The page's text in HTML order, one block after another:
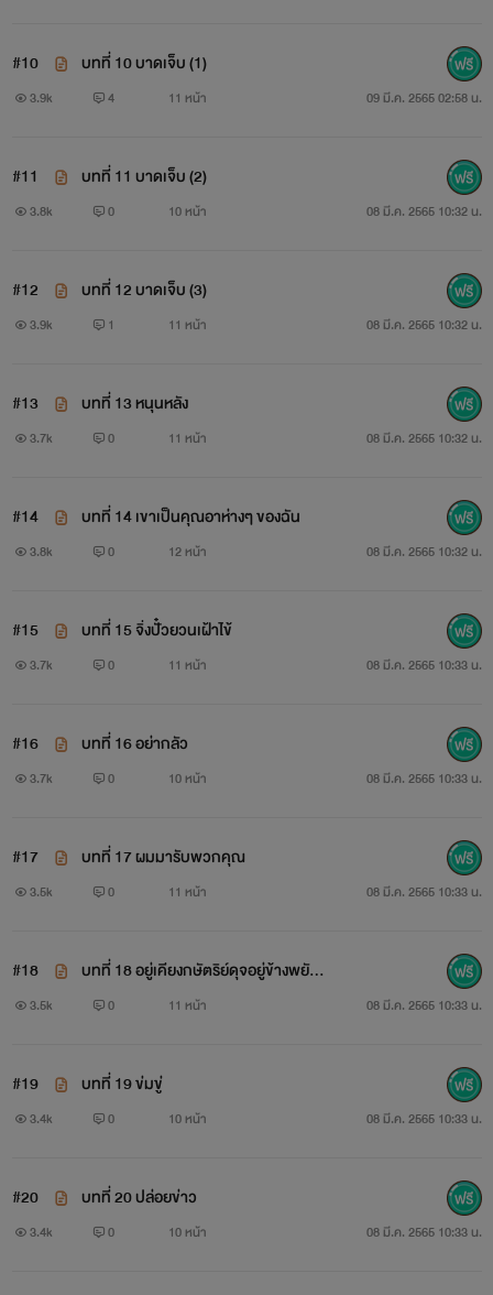
#10 บทที่ 10 บาดเจ็บ (1)
3.9k 4 11 หน้า 09 มี.ค. 2565 02:58 น.
#11 บทที่ 11 บาดเจ็บ (2)
3.8k 0 10 หน้า 08 มี.ค. 2565 10:32 น.
#12 บทที่ 12 บาดเจ็บ (3)
3.9k 1 11 หน้า 08 มี.ค. 2565 10:32 น.
#13 บทที่ 13 หนุนหลัง
3.7k 0 11 หน้า 08 มี.ค. 2565 10:32 น.
#14 บทที่ 14 เขาเป็นคุณอาห่างๆ ของฉัน
3.8k 0 12 หน้า 08 มี.ค. 2565 10:32 น.
#15 บทที่ 15 จิ่งปั๋วยวนเฝ้าไข้
3.7k 0 11 หน้า 08 มี.ค. 2565 10:33 น.
#16 บทที่ 16 อย่ากลัว
3.7k 0 10 หน้า 08 มี.ค. 2565 10:33 น.
#17 บทที่ 17 ผมมารับพวกคุณ
3.5k 0 11 หน้า 08 มี.ค. 2565 10:33 น.
#18
บทที่ 18 อยู่เคียงกษัตริย์ดุจอยู่ข้างพยัค
3.5k 0 11 หน้า 08 มี.ค. 2565 10:33 น.
#19 บทที่ 19 ข่มขู่
3.4k 0 10 หน้า 08 มี.ค. 2565 10:33 น.
#20 บทที่ 20 ปล่อยข่าว
3.4k 0 10 หน้า 08 มี.ค. 2565 10:33 น.